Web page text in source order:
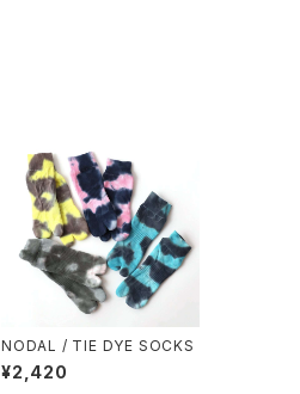
NODAL / TIE DYE SOCKS
¥2,420